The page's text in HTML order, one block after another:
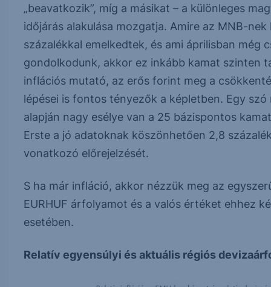
„beavatkozik”, míg a másikat – a különleges
időjárás alakulása mozgatja. Amire az MNB-
százalékkal emelkedtek, és ami áprilisban még
gondolkodunk, akkor ez inkább kamat szinten
inflációs mutató, az erős forint meg a
lépései is fontos tényezők a képletben. Egy
alapján nagy esélye van a 25 bázispontos
Erste a jó adatoknak köszönhetően 2,8
vonatkozó előrejelzését.
S ha már infláció, akkor nézzük meg az
EURHUF árfolyamot és a valós értéket ehhez
esetében.
Relatív egyensúlyi és aktuális régiós